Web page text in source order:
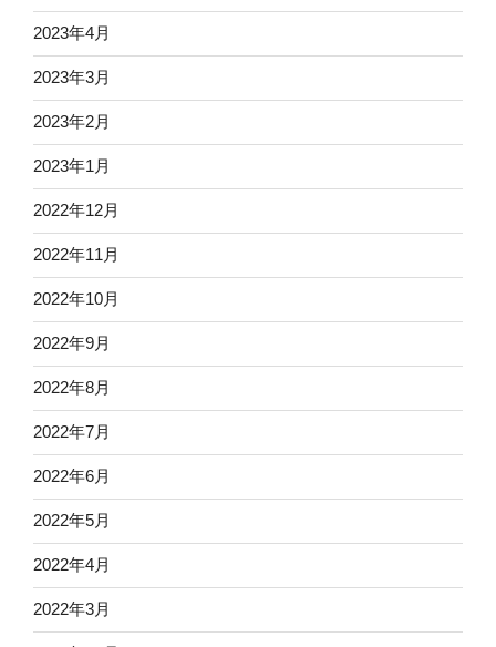
2023年4月
2023年3月
2023年2月
2023年1月
2022年12月
2022年11月
2022年10月
2022年9月
2022年8月
2022年7月
2022年6月
2022年5月
2022年4月
2022年3月